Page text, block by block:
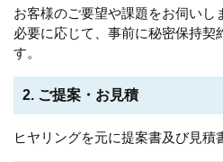
お客様のご要望や課題をお伺いし
必要に応じて、事前に秘密保持契
す。
2. ご提案・お見積
ヒヤリングを元に提案書及び見積